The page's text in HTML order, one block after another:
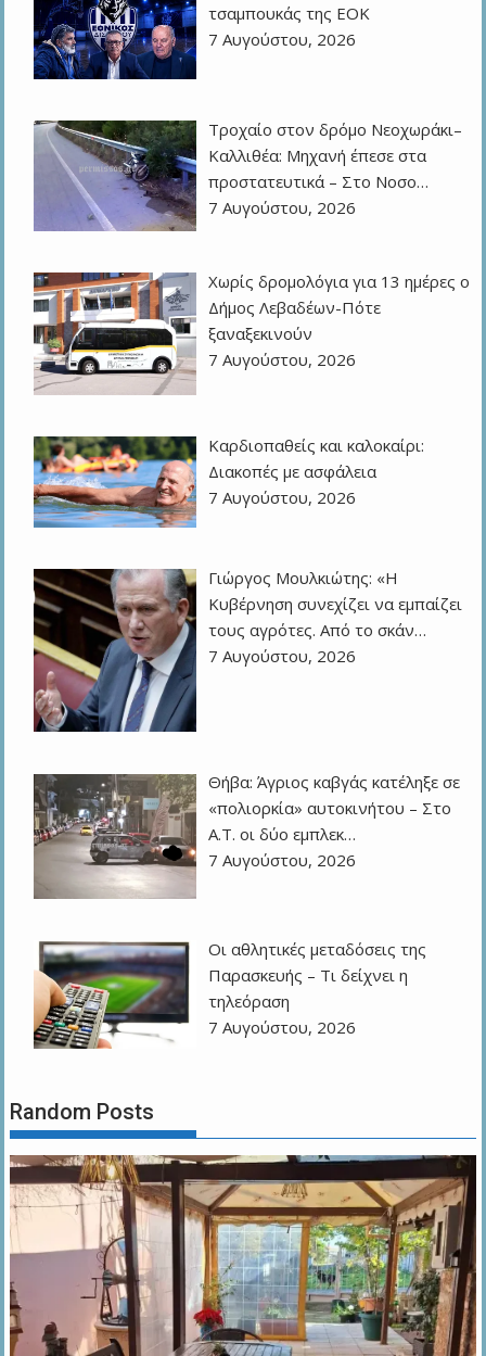
τσαμπουκάς της ΕΟΚ
7 Αυγούστου, 2026
Τροχαίο στον δρόμο Νεοχωράκι–
Καλλιθέα: Μηχανή έπεσε στα
προστατευτικά – Στο Νοσο…
7 Αυγούστου, 2026
Χωρίς δρομολόγια για 13 ημέρες ο
Δήμος Λεβαδέων-Πότε
ξαναξεκινούν
7 Αυγούστου, 2026
Καρδιοπαθείς και καλοκαίρι:
Διακοπές με ασφάλεια
7 Αυγούστου, 2026
Γιώργος Μουλκιώτης: «Η
Κυβέρνηση συνεχίζει να εμπαίζει
τους αγρότες. Από το σκάν…
7 Αυγούστου, 2026
Θήβα: Άγριος καβγάς κατέληξε σε
«πολιορκία» αυτοκινήτου – Στο
Α.Τ. οι δύο εμπλεκ…
7 Αυγούστου, 2026
Οι αθλητικές μεταδόσεις της
Παρασκευής – Τι δείχνει η
τηλεόραση
7 Αυγούστου, 2026
Random Posts